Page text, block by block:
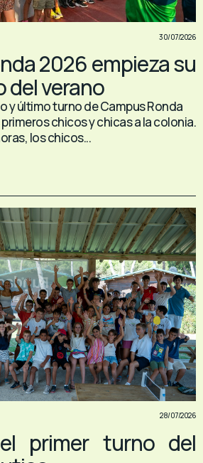
30/07/2026
2026 empieza su
del verano
y último turno de Campus Ronda
chicos y chicas a la colonia.
los chicos...
28/07/2026
primer turno del